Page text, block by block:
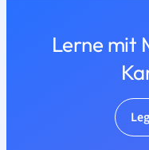
Lerne mit